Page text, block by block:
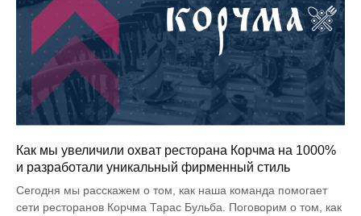
Как мы увеличили охват ресторана Корчма на 1000%
и разработали уникальный фирменный стиль
Сегодня мы расскажем о том, как наша команда помогает
сети ресторанов Корчма Тарас Бульба. Поговорим о том, как